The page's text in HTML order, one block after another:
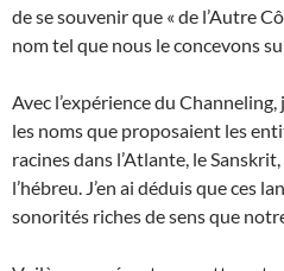
de se souvenir que « de l’Autre
nom tel que nous le concevons
Avec l’expérience du
les noms que proposaient les
racines dans l’Atlante, le
l’hébreu. J’en ai déduis que ces
sonorités riches de sens que